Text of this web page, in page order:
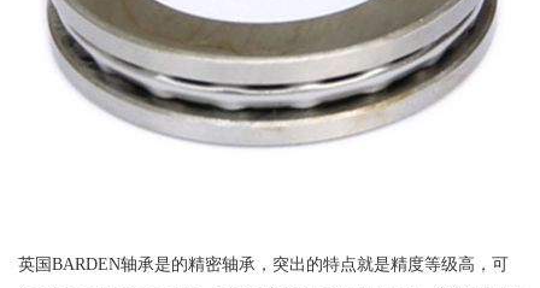
英国BARDEN轴承是的精密轴承，突出的特点就是精度等级高，可